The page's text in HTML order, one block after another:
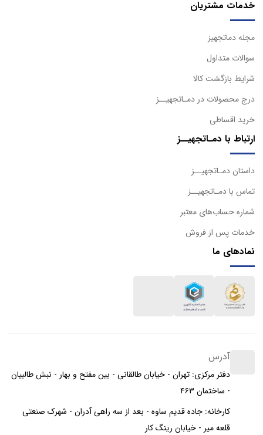
خدمات مشتریان
مجله دماتجهیز
سوالات متداول
شرایط بازگشت کالا
درج محصولات در دمـاتجهیــز
خرید اقساطی
ارتباط با دمـاتجهیــز
داستان دمـاتجهیــز
تماس با دمـاتجهیــز
شماره حساب‌های معتبر
خدمات پس از فروش
نمادهای ما
آدرس
دفتر مرکزی: تهران - خیابان طالقانی - بین مفتح و بهار - نبش طالبیان
- ساختمان ۴۶۳
کارخانه: جاده قدیم ساوه - بعد از سه راهی آدران - شهرک صنعتی
قلعه میر - خیابان رینگ کار